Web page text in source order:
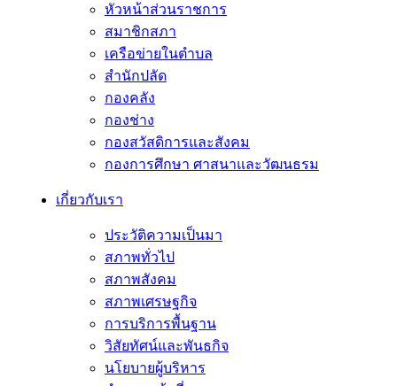
หัวหน้าส่วนราชการ
สมาชิกสภา
เครือข่ายในตำบล
สำนักปลัด
กองคลัง
กองช่าง
กองสวัสดิการและสังคม
กองการศึกษา ศาสนาและวัฒนธรม
เกี่ยวกับเรา
ประวัติความเป็นมา
สภาพทั่วไป
สภาพสังคม
สภาพเศรษฐกิจ
การบริการพื้นฐาน
วิสัยทัศน์และพันธกิจ
นโยบายผู้บริหาร